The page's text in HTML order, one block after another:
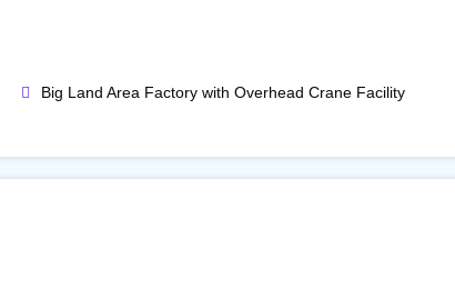
Big Land Area Factory with Overhead Crane Facility